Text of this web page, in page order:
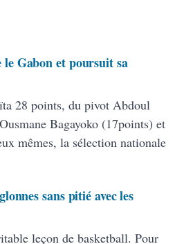
Gabon et poursuit sa
28 points, du pivot Abdoul
Bagayoko (17points) et
mêmes, la sélection nationale
sans pitié avec les
leçon de basketball. Pour